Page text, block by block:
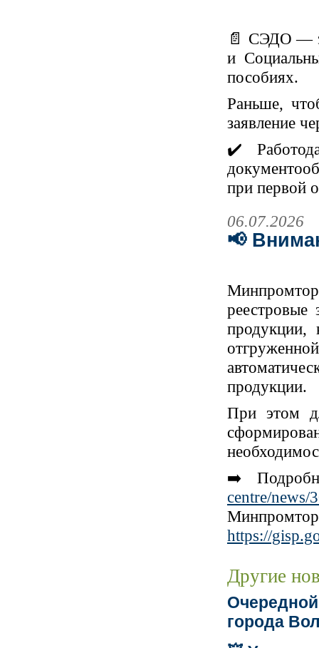
📄 СЭДО —
и
пособиях.
Раньше,
заявление
✔️
при первой
06.07.2026
📢
реестровые
продукции,
продукции.
При этом
➡️
centre/news/
https://
Другие
города